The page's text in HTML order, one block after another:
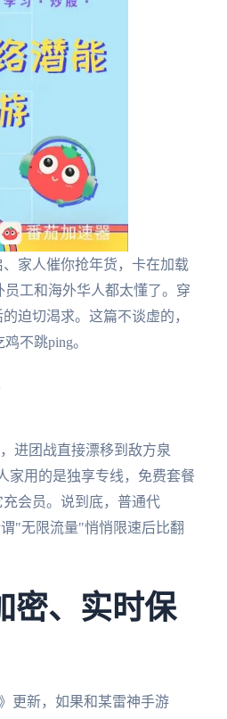
家人催你抢年货，卡在加载
工和海外华人都太懂了。穿
迫切渴求。这篇不谈虚的，
不跳ping。
进团战直接漂移到敌方泉
家用的是独享专线，免费套餐
会员。说到底，普通代
"无限流量"悄悄限速后比翻
密、实时保
更新，如果和某雷神手游